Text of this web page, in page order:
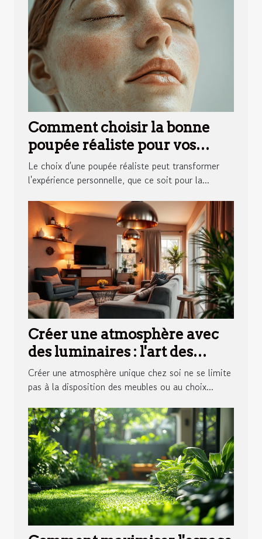
Comment choisir la bonne
poupée réaliste pour vos
besoins personnels ?
Le choix d'une poupée réaliste peut transformer
l'expérience personnelle, que ce soit pour la...
Créer une atmosphère avec
des luminaires : l'art des
appliques murales
Créer une atmosphère unique chez soi ne se limite
pas à la disposition des meubles ou au choix...